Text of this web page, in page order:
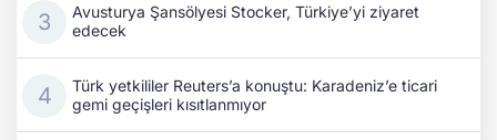
Avusturya Şansölyesi Stocker, Türkiye’yi ziyaret
edecek
Türk yetkililer Reuters’a konuştu: Karadeniz’e ticari
gemi geçişleri kısıtlanmıyor